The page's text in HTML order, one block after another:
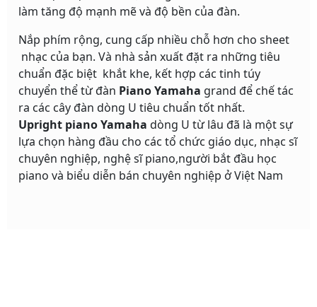
làm tăng độ mạnh mẽ và độ bền của đàn.
Nắp phím rộng, cung cấp nhiều chỗ hơn cho sheet
nhạc của bạn. Và nhà sản xuất đặt ra những tiêu
chuẩn đặc biệt khắt khe, kết hợp các tinh túy
chuyển thể từ đàn Piano Yamaha grand để chế tác
ra các cây đàn dòng U tiêu chuẩn tốt nhất.
Upright piano Yamaha dòng U từ lâu đã là một sự
lựa chọn hàng đầu cho các tổ chức giáo dục, nhạc sĩ
chuyên nghiệp, nghệ sĩ piano,người bắt đầu học
piano và biểu diễn bán chuyên nghiệp ở Việt Nam